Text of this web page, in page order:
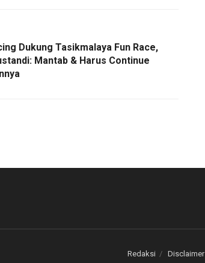
Dukung Tasikmalaya Fun Race,
Mantab & Harus Continue
Redaksi Disclaimer